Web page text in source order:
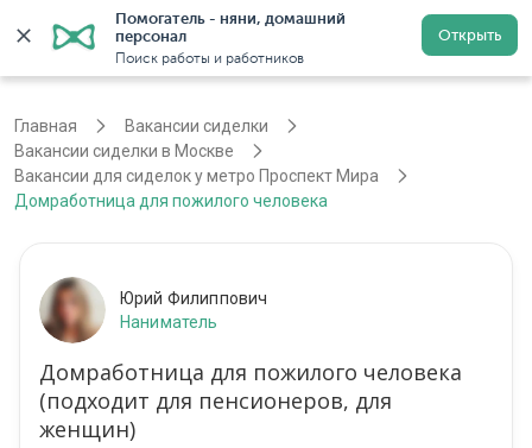
Помогатель - няни, домашний
персонал
Поиск работы и работников
Открыть
Регистрация
Главная
Вакансии сиделки
Вакансии сиделки в Москве
Вакансии для сиделок у метро Проспект Мира
Домработница для пожилого человека
Юрий Филиппович
Наниматель
Домработница для пожилого человека
(подходит для пенсионеров, для
женщин)